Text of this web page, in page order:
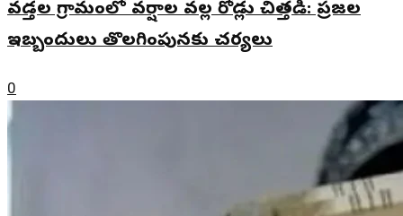
వడ్తల గ్రామంలో వర్షాల వల్ల రోడ్లు చిత్తడి: ప్రజల
ఇబ్బందులు తొలగింపునకు చర్యలు
0